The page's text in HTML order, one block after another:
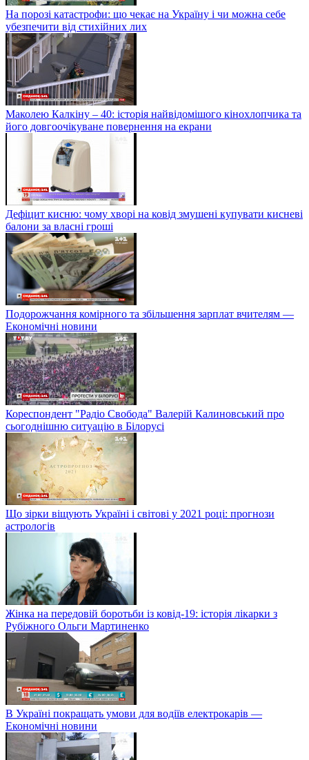
На порозі катастрофи: що чекає на Україну і чи можна себе
убезпечити від стихійних лих
Маколею Калкіну – 40: історія найвідомішого кінохлопчика та
його довгоочікуване повернення на екрани
Дефіцит кисню: чому хворі на ковід змушені купувати кисневі
балони за власні гроші
Подорожчання комірного та збільшення зарплат вчителям —
Економічні новини
Кореспондент "Радіо Свобода" Валерій Калиновський про
сьогоднішню ситуацію в Білорусі
Що зірки віщують Україні і світові у 2021 році: прогнози
астрологів
Жінка на передовій боротьби із ковід-19: історія лікарки з
Рубіжного Ольги Мартиненко
В Україні покращать умови для водіїв електрокарів —
Економічні новини